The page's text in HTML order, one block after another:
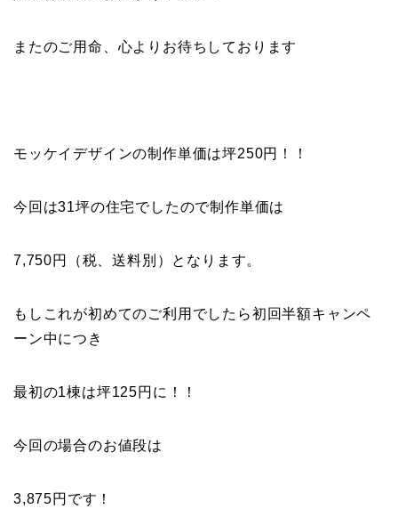
またのご用命、心よりお待ちしております
モッケイデザインの制作単価は坪250円！！
今回は31坪の住宅でしたので制作単価は
7,750円（税、送料別）となります。
もしこれが初めてのご利用でしたら初回半額キャンペ
ーン中につき
最初の1棟は坪125円に！！
今回の場合のお値段は
3,875円です！